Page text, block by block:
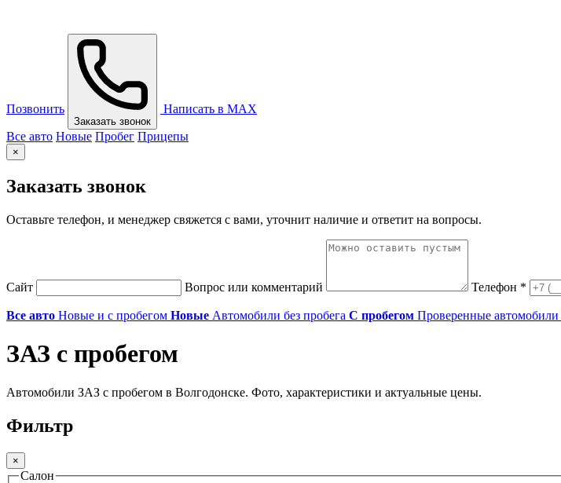
Позвонить
Заказать звонок
Написать в MAX
Все авто Новые Пробег Прицепы
×
Заказать звонок
Оставьте телефон, и менеджер свяжется с вами, уточнит наличие и ответит на вопросы.
Сайт Вопрос или комментарий Телефон *
Все авто Новые и с пробегом Новые Автомобили без пробега С пробегом Проверенные автомобили
ЗАЗ с пробегом
Автомобили ЗАЗ с пробегом в Волгодонске. Фото, характеристики и актуальные цены.
Фильтр
×
Салон